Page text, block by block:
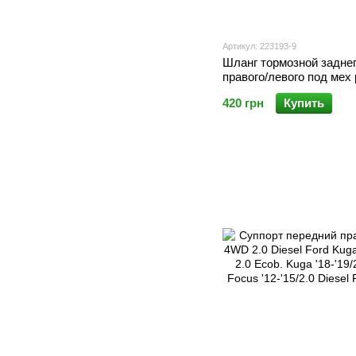
Артикул: 223193-9
Шланг тормозной
правого/левого под мех
тормоз суппорта Ford
420 грн
Купить